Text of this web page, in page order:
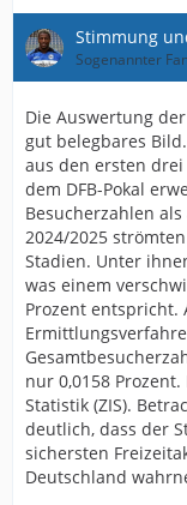
Stimmung
Sogenannter
Die Auswertung
gut belegbares
aus den ersten
dem DFB-Pokal
Besucherzahlen
2024/2025
Stadien. Unter
was einem
Prozent entspricht.
nur 0,0158
Statistik (ZIS).
deutlich, dass der
sichersten
Deutschland